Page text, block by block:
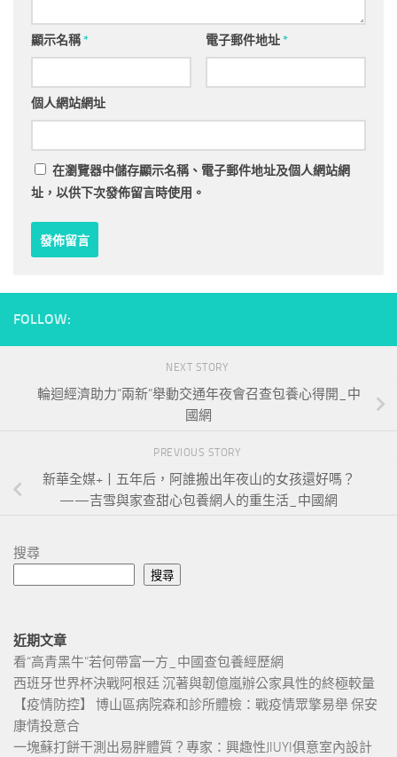
顯示名稱* 電子郵件地址*
個人網站網址
在瀏覽器中儲存顯示名稱、電子郵件地址及個人網站網
址，以供下次發佈留言時使用。
FOLLOW:
NEXT STORY
輪迴經濟助力“兩新”舉動交通年夜會召查包養心得開_中
國網
PREVIOUS STORY
新華全媒+丨五年后，阿誰搬出年夜山的女孩還好嗎？
——吉雪與家查甜心包養網人的重生活_中國網
搜尋
搜尋
近期文章
看“高青黑牛”若何帶富一方_中國查包養經歷網
西班牙世界杯決戰阿根廷 沉著與韌億嵐辦公家具性的終極較量
【疫情防控】 博山區病院森和診所體檢：戰疫情眾擎易舉 保安
康情投意合
一塊蘇打餅干測出易胖體質？專家：興趣性JIUYI俱意室內設計